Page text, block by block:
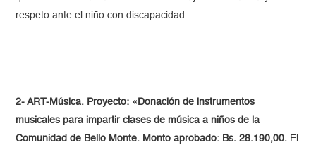
respeto ante el niño con discapacidad.
2- ART-Música. Proyecto: «Donación de instrumentos
musicales para impartir clases de música a niños de la
Comunidad de Bello Monte. Monto aprobado: Bs. 28.190,00. El